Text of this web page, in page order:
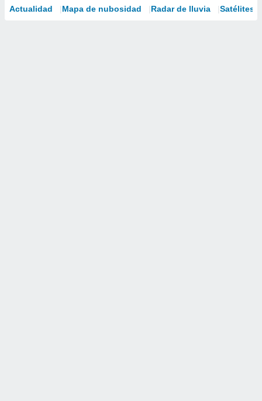
Actualidad Mapa de nubosidad Radar de lluvia Satélites